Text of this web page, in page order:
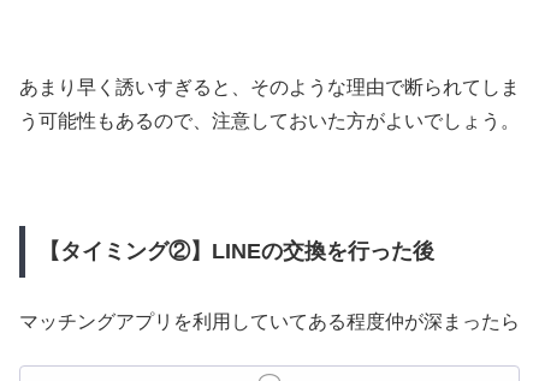
あまり早く誘いすぎると、そのような理由で断られてしま
う可能性もあるので、注意しておいた方がよいでしょう。
【タイミング②】LINEの交換を行った後
マッチングアプリを利用していてある程度仲が深まったら